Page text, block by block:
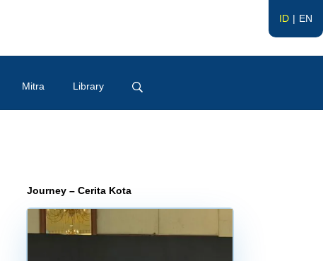
ID EN
Mitra Library
Journey – Cerita Kota